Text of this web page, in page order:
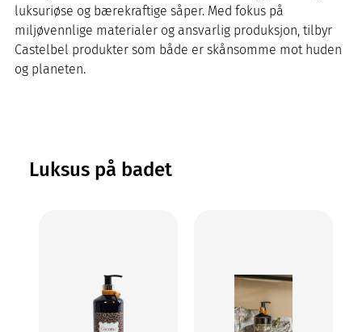
luksuriøse og bærekraftige såper. Med fokus på
miljøvennlige materialer og ansvarlig produksjon, tilbyr
Castelbel produkter som både er skånsomme mot huden
og planeten.
Luksus på badet